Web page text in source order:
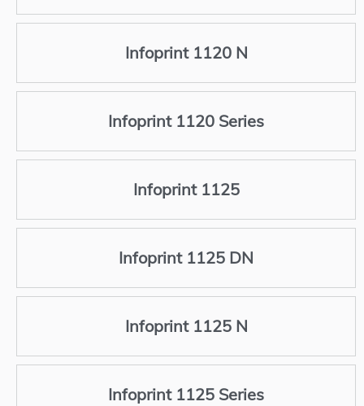
Infoprint 1120 N
Infoprint 1120 Series
Infoprint 1125
Infoprint 1125 DN
Infoprint 1125 N
Infoprint 1125 Series